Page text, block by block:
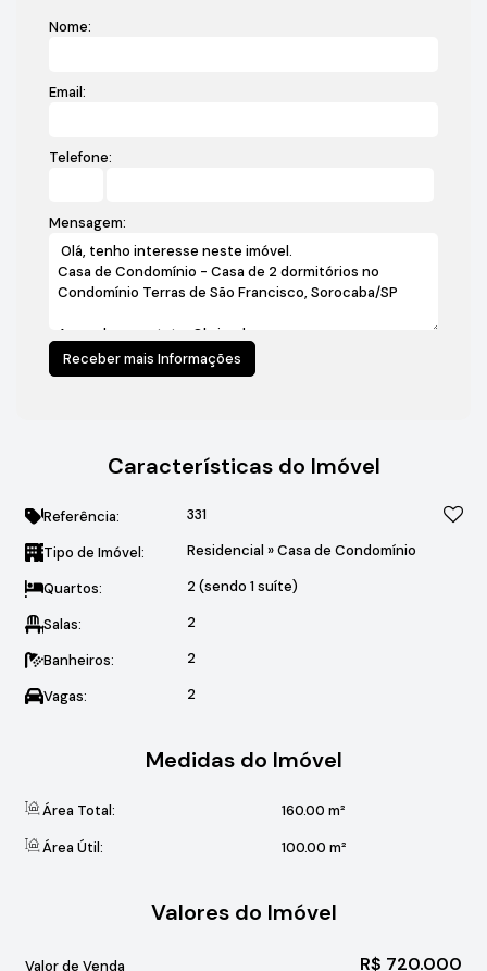
Nome:
Email:
Telefone:
Mensagem:
Características do Imóvel
Referência: 331
Tipo de Imóvel: Residencial »Casa de Condomínio
Quartos: 2 (sendo 1 suíte)
Salas: 2
Banheiros: 2
Vagas: 2
Medidas do Imóvel
Área Total: 160.00 m²
Área Útil:
100.00 m²
Valores do Imóvel
R$ 720.000
Valor de Venda